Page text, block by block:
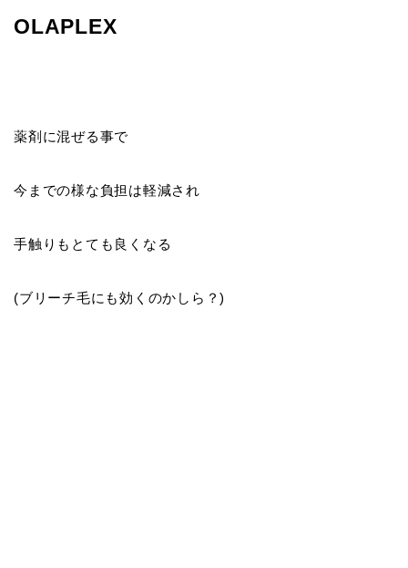
OLAPLEX
薬剤に混ぜる事で
今までの様な負担は軽減され
手触りもとても良くなる
(ブリーチ毛にも効くのかしら？)